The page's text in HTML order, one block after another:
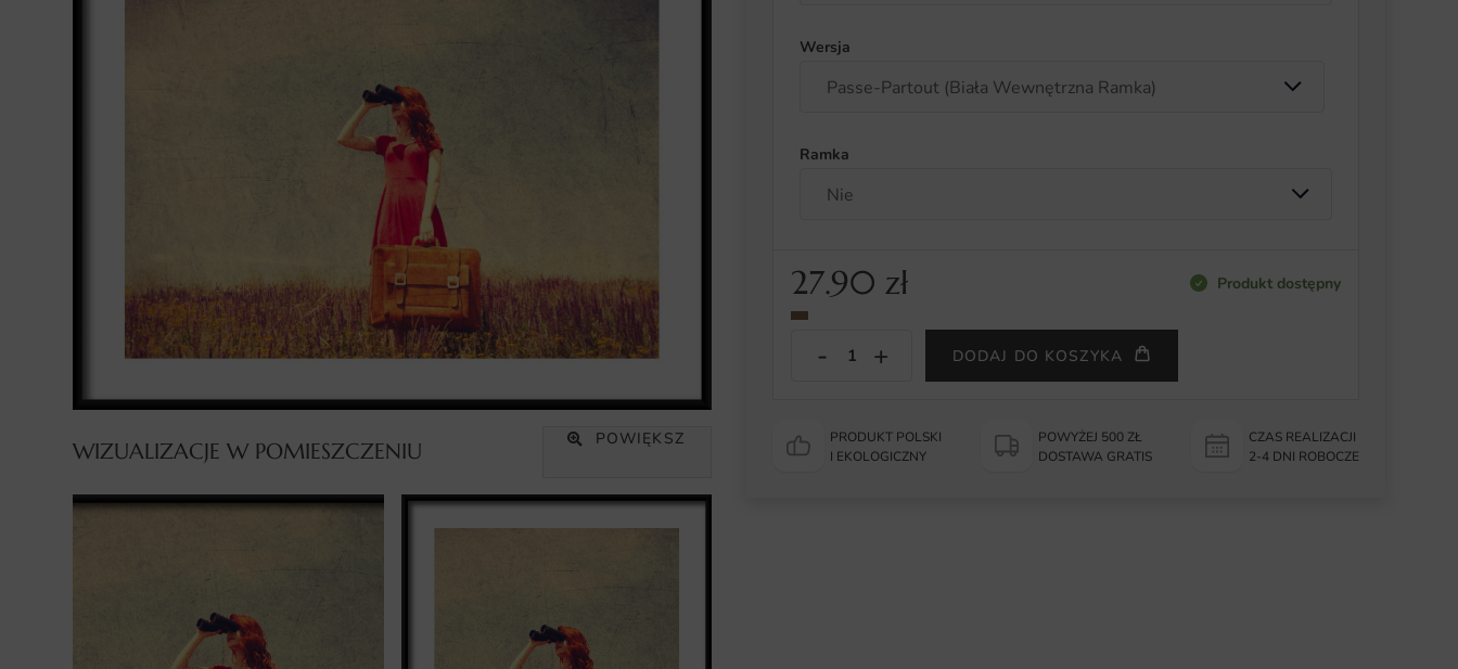
WIZUALIZACJE W POMIESZCZENIU POWIĘKSZ
Wersja
Ramka
27.90 zł Produkt dostępny
DODAJ DO KOSZYKA
PRODUKT POLSKI
I EKOLOGICZNY
POWYŻEJ 500 ZŁ
DOSTAWA GRATIS
CZAS REALIZACJI
2-4 DNI ROBOCZE